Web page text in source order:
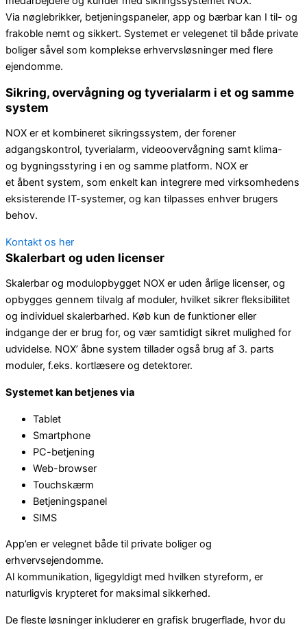
Via nøglebrikker, betjeningspaneler, app og bærbar kan I til- og
frakoble nemt og sikkert. Systemet er velegenet til både private
boliger såvel som komplekse erhvervsløsninger med flere
ejendomme.
Sikring, overvågning og tyverialarm i et og samme
system
NOX er et kombineret sikringssystem, der forener
adgangskontrol, tyverialarm, videoovervågning samt klima-
og bygningsstyring i en og samme platform. NOX er
et åbent system, som enkelt kan integrere med virksomhedens
eksisterende IT-systemer, og kan tilpasses enhver brugers
behov.
Kontakt os her
Skalerbart og uden licenser
Skalerbar og modulopbygget NOX er uden årlige licenser, og
opbygges gennem tilvalg af moduler, hvilket sikrer fleksibilitet
og individuel skalerbarhed. Køb kun de funktioner eller
indgange der er brug for, og vær samtidigt sikret mulighed for
udvidelse. NOX’ åbne system tillader også brug af 3. parts
moduler, f.eks. kortlæsere og detektorer.
Systemet kan betjenes via
Tablet
Smartphone
PC-betjening
Web-browser
Touchskærm
Betjeningspanel
SIMS
App’en er velegnet både til private boliger og
erhvervsejendomme.
Al kommunikation, ligegyldigt med hvilken styreform, er
naturligvis krypteret for maksimal sikkerhed.
De fleste løsninger inkluderer en grafisk brugerflade, hvor du